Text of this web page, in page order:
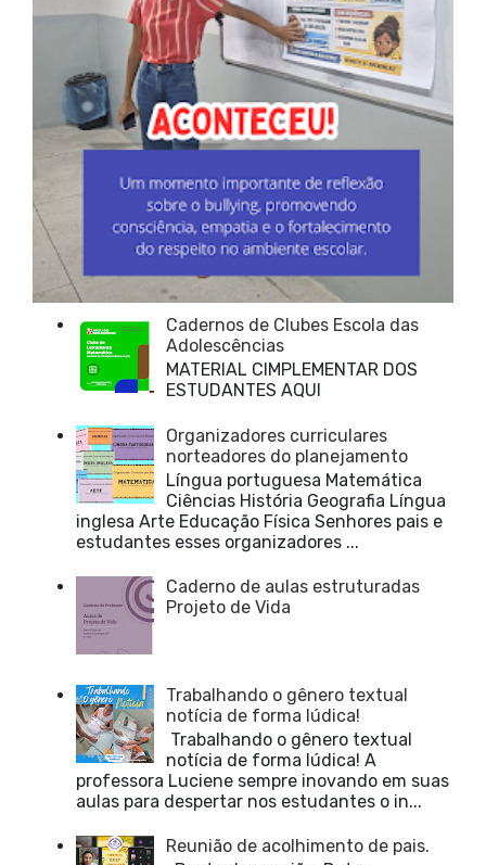
Cadernos de Clubes Escola das
Adolescências
MATERIAL CIMPLEMENTAR DOS
ESTUDANTES AQUI
Organizadores curriculares
norteadores do planejamento
Língua portuguesa Matemática
Ciências História Geografia Língua
inglesa Arte Educação Física Senhores pais e
estudantes esses organizadores ...
Caderno de aulas estruturadas
Projeto de Vida
Trabalhando o gênero textual
notícia de forma lúdica!
Trabalhando o gênero textual
notícia de forma lúdica! A
professora Luciene sempre inovando em suas
aulas para despertar nos estudantes o in...
Reunião de acolhimento de pais.